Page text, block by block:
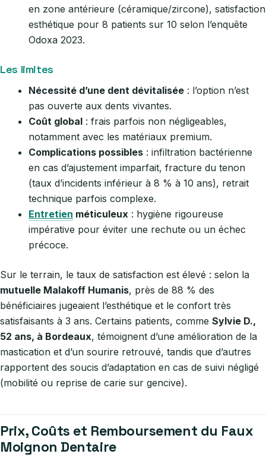
en zone antérieure (céramique/zircone), satisfaction
esthétique pour 8 patients sur 10 selon l’enquête
Odoxa 2023.
Les limites
Nécessité d’une dent dévitalisée : l’option n’est
pas ouverte aux dents vivantes.
Coût global : frais parfois non négligeables,
notamment avec les matériaux premium.
Complications possibles : infiltration bactérienne
en cas d’ajustement imparfait, fracture du tenon
(taux d’incidents inférieur à 8 % à 10 ans), retrait
technique parfois complexe.
Entretien méticuleux : hygiène rigoureuse
impérative pour éviter une rechute ou un échec
précoce.
Sur le terrain, le taux de satisfaction est élevé : selon la
mutuelle Malakoff Humanis, près de 88 % des
bénéficiaires jugeaient l’esthétique et le confort très
satisfaisants à 3 ans. Certains patients, comme Sylvie D.,
52 ans, à Bordeaux, témoignent d’une amélioration de la
mastication et d’un sourire retrouvé, tandis que d’autres
rapportent des soucis d’adaptation en cas de suivi négligé
(mobilité ou reprise de carie sur gencive).
Prix, Coûts et Remboursement du Faux
Moignon Dentaire